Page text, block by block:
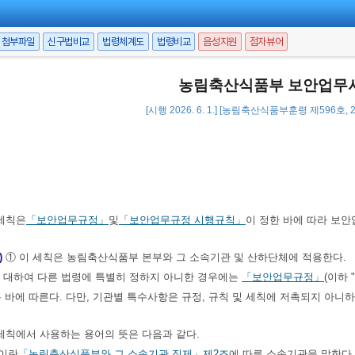
첨부파일 신구법비교 법령체계도 법령비교 음성지원 점자뷰어
농림축산식품부 보안업무
[시행 2026. 6. 1.] [농림축산식품부훈령 제596호,
칙은 「보안업무규정」 및 「보안업무규정 시행규칙」 이 정한 바에 따라 보
① 이 세칙은 농림축산식품부 본부와 그 소속기관 및 산하단체에 적용한다.
하여 다른 법령에 특별히 정하지 아니한 경우에는
「보안업무규정」 (이하
바에 따른다. 다만, 기관별 특수사항은 규정, 규칙 및 세칙에 저촉되지 아
칙에서 사용하는 용어의 뜻은 다음과 같다.